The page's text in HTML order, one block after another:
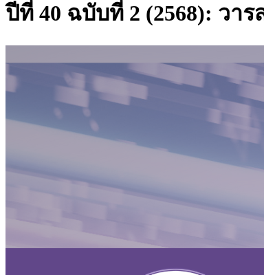
ปีที่ 40 ฉบับที่ 2 (2568): วา